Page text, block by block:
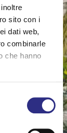
sito con i
dati web,
combinarle
che hanno